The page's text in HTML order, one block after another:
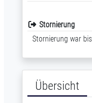
Übersicht
Stornierung
Stornierung war